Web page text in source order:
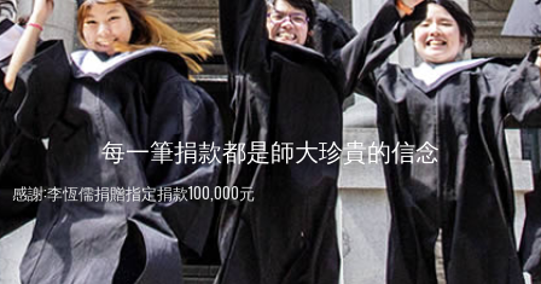
每一筆捐款都是師大珍貴的信念
感謝:李恆儒捐贈指定捐款100,000元
感謝:師大人捐贈指定捐款100元